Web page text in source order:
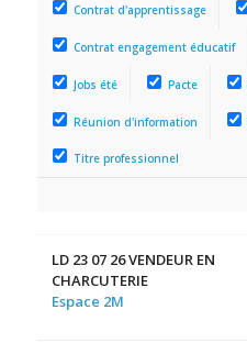
Contrat d'apprentissage
Contrat engagement éducatif
Jobs été Pacte
Réunion d'information
Titre professionnel
LD 23 07 26 VENDEUR EN
CHARCUTERIE
Espace 2M